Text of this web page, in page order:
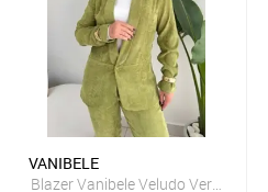
VANIBELE
Blazer Vanibele Veludo Verde